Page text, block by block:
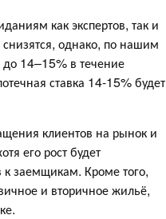
как экспертов, так и
однако, по нашим
14–15% в течение
ставка 14-15% будет
клиентов на рынок и
его рост будет
к заемщикам. Кроме того,
и вторичное жильё,